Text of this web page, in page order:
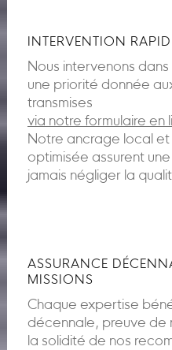
INTERVENTION
Nous intervenons
une priorité donnée
transmises
via notre formulaire en
Notre ancrage local
optimisée assurent
jamais négliger la
ASSURANCE
MISSIONS
Chaque expertise
décennale, preuve de
la solidité de nos